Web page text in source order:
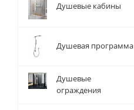
Душевые кабины
Душевая программа
Душевые
ограждения